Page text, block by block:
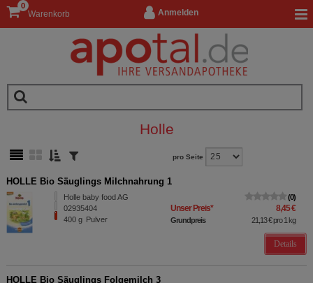
Anmelden
Warenkorb
0
Holle
pro Seite
HOLLE Bio Säuglings Milchnahrung 1
Holle baby food AG
02935404
400 g Pulver
0
Unser Preis* 8,45 €
Grundpreis 21,13 €pro 1 kg
Details
HOLLE Bio Säuglings Folgemilch 3